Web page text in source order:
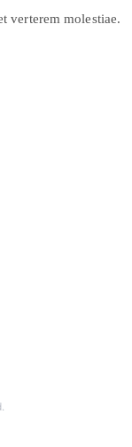
verterem molestiae.